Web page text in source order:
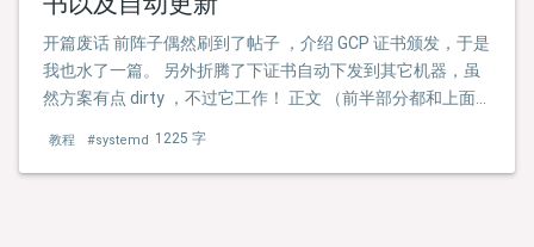
开篇废话 前阵子偶然刷到了帖子 ，介绍 GCP 证书颁发，于是
我也水了一篇。 另外折腾了下证书自动下发到其它机器，虽
然方案有点 dirty ，不过它工作！ 正文 （前半部分都和上面
教程 #systemd 1225 字